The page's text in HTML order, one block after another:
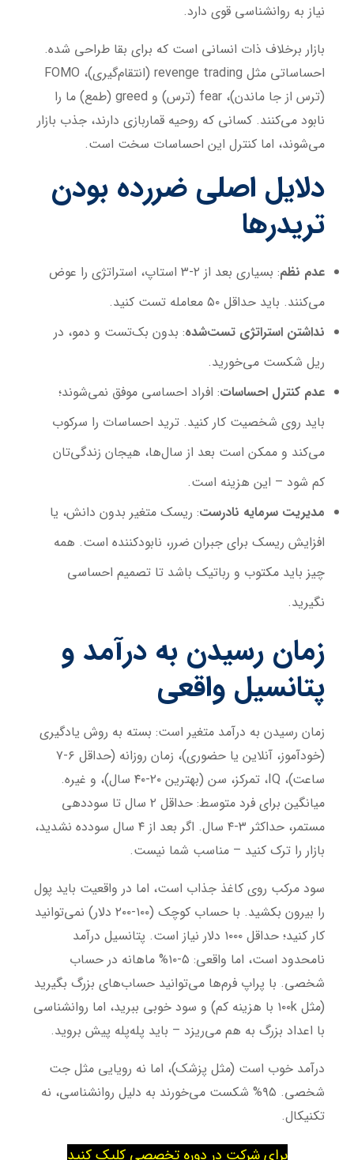
نیاز به روانشناسی قوی دارد.
بازار برخلاف ذات انسانی است که برای بقا طراحی شده.
احساساتی مثل revenge trading (انتقام‌گیری)، FOMO
(ترس از جا ماندن)، fear (ترس) و greed (طمع) ما را
نابود می‌کنند. کسانی که روحیه قماربازی دارند، جذب بازار
می‌شوند، اما کنترل این احساسات سخت است.
دلایل اصلی ضررده بودن
تریدرها
عدم نظم
: بسیاری بعد از ۲-۳ استاپ، استراتژی را عوض
می‌کنند. باید حداقل ۵۰ معامله تست کنید.
نداشتن استراتژی تست‌شده: بدون بک‌تست و دمو، در
ریل شکست می‌خورید.
عدم کنترل احساسات: افراد احساسی موفق نمی‌شوند؛
باید روی شخصیت کار کنید. ترید احساسات را سرکوب
می‌کند و ممکن است بعد از سال‌ها، هیجان زندگی‌تان
کم شود – این هزینه است.
مدیریت سرمایه نادرست: ریسک متغیر بدون دانش، یا
افزایش ریسک برای جبران ضرر، نابودکننده است. همه
چیز باید مکتوب و رباتیک باشد تا تصمیم احساسی
نگیرید.
زمان رسیدن به درآمد و
پتانسیل واقعی
زمان رسیدن به درآمد متغیر است: بسته به روش یادگیری
(خودآموز، آنلاین یا حضوری)، زمان روزانه (حداقل ۶-۷
ساعت)، IQ، تمرکز، سن (بهترین ۲۰-۴۰ سال)، و غیره.
میانگین برای فرد متوسط: حداقل ۲ سال تا سوددهی
مستمر، حداکثر ۳-۴ سال. اگر بعد از ۴ سال سودده نشدید،
بازار را ترک کنید – مناسب شما نیست.
سود مرکب روی کاغذ جذاب است، اما در واقعیت باید پول
را بیرون بکشید. با حساب کوچک (۱۰۰-۲۰۰ دلار) نمی‌توانید
کار کنید؛ حداقل ۱۰۰۰ دلار نیاز است. پتانسیل درآمد
نامحدود است، اما واقعی: ۵-۱۰% ماهانه در حساب
شخصی. با پراپ فرم‌ها می‌توانید حساب‌های بزرگ بگیرید
(مثل ۱۰۰k با هزینه کم) و سود خوبی ببرید، اما روانشناسی
با اعداد بزرگ به هم می‌ریزد – باید پله‌پله پیش بروید.
درآمد خوب است (مثل پزشک)، اما نه رویایی مثل جت
شخصی. ۹۵% شکست می‌خورند به دلیل روانشناسی، نه
تکنیکال.
برای شرکت در دوره تخصصی کلیک کنید